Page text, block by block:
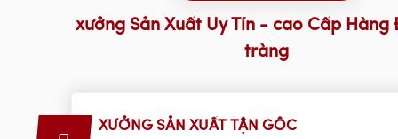
xưởng Sản Xuất Uy Tín - cao Cấp Hàng
tràng
XƯỞNG SẢN XUẤT TẬN GỐC